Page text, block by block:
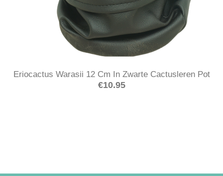
Eriocactus Warasii 12 Cm In Zwarte Cactusleren Pot
€10.95